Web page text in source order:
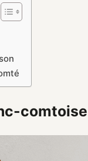
comtoise